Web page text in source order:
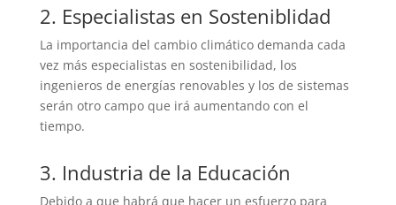
2. Especialistas en Sosteniblidad
La importancia del cambio climático demanda cada
vez más especialistas en sostenibilidad, los
ingenieros de energías renovables y los de sistemas
serán otro campo que irá aumentando con el
tiempo.
3. Industria de la Educación
Debido a que habrá que hacer un esfuerzo para